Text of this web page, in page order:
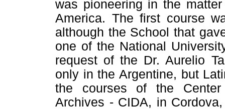
was pioneering in the
America. The first course
although the School that
one of the National
request of the Dr. Aurelio
only in the Argentine, but
the courses of the Center
Archives - CIDA, in